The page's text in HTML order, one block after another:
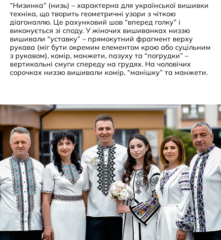
“Низинка” (низь) – характерна для української вишивки
техніка, що творить геометричні узори з чіткою
діагоналлю. Це рахунковий шов “вперед голку” і
виконується зі споду. У жіночих вишиванках низзю
вишивали “уставку” – прямокутний фрагмент верху
рукава (міг бути окремим елементом крою або суцільним
з рукавом), комір, манжети, пазуху та “погрудки” –
вертикальні смуги спереду на грудях. На чоловічих
сорочках низзю вишивали комір, “манішку” та манжети.